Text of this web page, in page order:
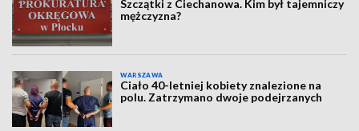
Szczątki z Ciechanowa. Kim był tajemniczy
mężczyzna?
WARSZAWA
Ciało 40-letniej kobiety znalezione na
polu. Zatrzymano dwoje podejrzanych